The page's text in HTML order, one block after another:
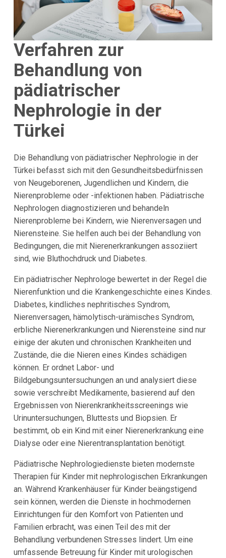
Verfahren zur
Behandlung von
pädiatrischer
Nephrologie in der
Türkei
Die Behandlung von pädiatrischer Nephrologie in der
Türkei befasst sich mit den Gesundheitsbedürfnissen
von Neugeborenen, Jugendlichen und Kindern, die
Nierenprobleme oder -infektionen haben. Pädiatrische
Nephrologen diagnostizieren und behandeln
Nierenprobleme bei Kindern, wie Nierenversagen und
Nierensteine. Sie helfen auch bei der Behandlung von
Bedingungen, die mit Nierenerkrankungen assoziiert
sind, wie Bluthochdruck und Diabetes.
Ein pädiatrischer Nephrologe bewertet in der Regel die
Nierenfunktion und die Krankengeschichte eines Kindes.
Diabetes, kindliches nephritisches Syndrom,
Nierenversagen, hämolytisch-urämisches Syndrom,
erbliche Nierenerkrankungen und Nierensteine sind nur
einige der akuten und chronischen Krankheiten und
Zustände, die die Nieren eines Kindes schädigen
können. Er ordnet Labor- und
Bildgebungsuntersuchungen an und analysiert diese
sowie verschreibt Medikamente, basierend auf den
Ergebnissen von Nierenkrankheitsscreenings wie
Urinuntersuchungen, Bluttests und Biopsien. Er
bestimmt, ob ein Kind mit einer Nierenerkrankung eine
Dialyse oder eine Nierentransplantation benötigt.
Pädiatrische Nephrologiedienste bieten modernste
Therapien für Kinder mit nephrologischen Erkrankungen
an. Während Krankenhäuser für Kinder beängstigend
sein können, werden die Dienste in hochmodernen
Einrichtungen für den Komfort von Patienten und
Familien erbracht, was einen Teil des mit der
Behandlung verbundenen Stresses lindert. Um eine
umfassende Betreuung für Kinder mit urologischen